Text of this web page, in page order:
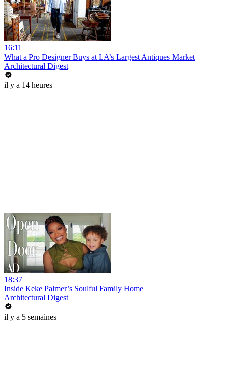
16:11
What a Pro Designer Buys at LA’s Largest Antiques Market
Architectural Digest
il y a 14 heures
18:37
Inside Keke Palmer’s Soulful Family Home
Architectural Digest
il y a 5 semaines